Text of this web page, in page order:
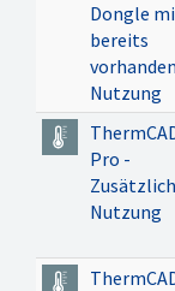
Die
Daten sind
3D-
»
Dongle
bereits
Nutzung
Pro -
Nutzung